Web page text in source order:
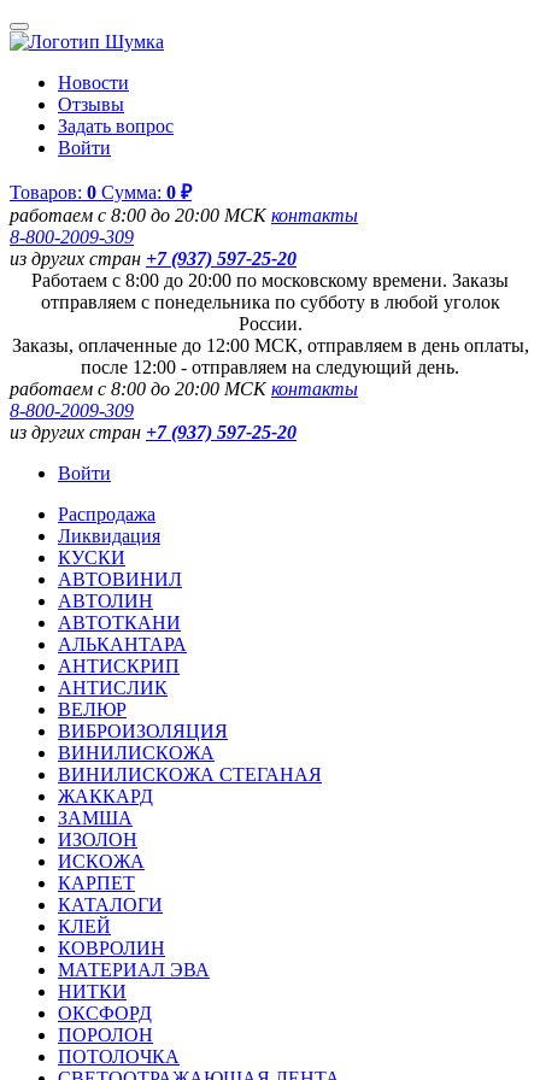
Новости
Отзывы
Задать вопрос
Войти
Товаров: 0 Сумма: 0 ₽
работаем с 8:00 до 20:00 МСКконтакты
8-800-2009-309
из других стран +7 (937) 597-25-20
Работаем с 8:00 до 20:00 по московскому времени. Заказы
отправляем с понедельника по субботу в любой уголок
России.
Заказы, оплаченные до 12:00 МСК, отправляем в день оплаты,
после 12:00 - отправляем на следующий день.
работаем с 8:00 до 20:00 МСКконтакты
8-800-2009-309
из других стран +7 (937) 597-25-20
Войти
Распродажа
Ликвидация
КУСКИ
АВТОВИНИЛ
АВТОЛИН
АВТОТКАНИ
АЛЬКАНТАРА
АНТИСКРИП
АНТИСЛИК
ВЕЛЮР
ВИБРОИЗОЛЯЦИЯ
ВИНИЛИСКОЖА
ВИНИЛИСКОЖА СТЕГАНАЯ
ЖАККАРД
ЗАМША
ИЗОЛОН
ИСКОЖА
КАРПЕТ
КАТАЛОГИ
КЛЕЙ
КОВРОЛИН
МАТЕРИАЛ ЭВА
НИТКИ
ОКСФОРД
ПОРОЛОН
ПОТОЛОЧКА